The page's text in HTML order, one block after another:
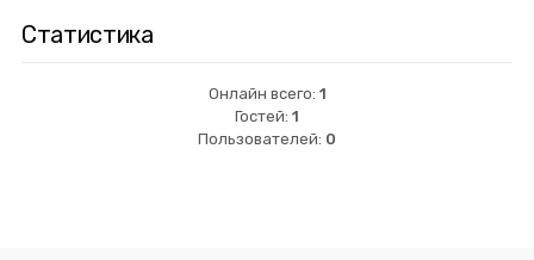
Статистика
Онлайн всего: 1
Гостей: 1
Пользователей: 0